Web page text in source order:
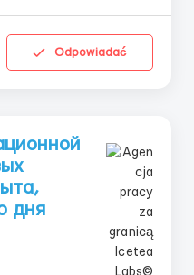
Odpowiadać
дня